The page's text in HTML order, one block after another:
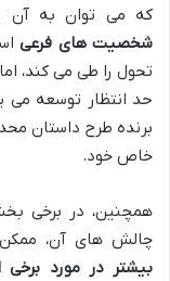
که می توان به آن
شخصیت های فرعی
تحول را طی می کند،
حد انتظار توسعه
برنده طرح داستان
خاص خود.
همچنین، در برخی
چالش های آن، ممکن
بیشتر در مورد